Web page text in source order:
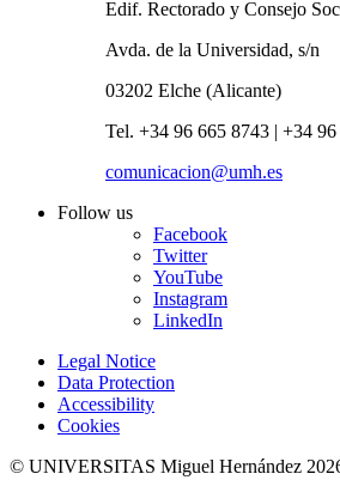
Edif. Rectorado y Consejo
Avda. de la Universidad, s/n
03202 Elche (Alicante)
Tel. +34 96 665 8743 | +34
comunicacion@umh.es
Follow us
Facebook
Twitter
YouTube
Instagram
LinkedIn
Legal Notice
Data Protection
Accessibility
Cookies
© UNIVERSITAS Miguel Hernández